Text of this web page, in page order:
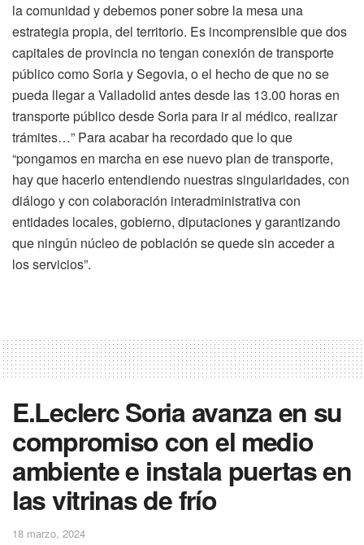
la comunidad y debemos poner sobre la mesa una
estrategia propia, del territorio. Es incomprensible que dos
capitales de provincia no tengan conexión de transporte
público como Soria y Segovia, o el hecho de que no se
pueda llegar a Valladolid antes desde las 13.00 horas en
transporte público desde Soria para ir al médico, realizar
trámites…” Para acabar ha recordado que lo que
“pongamos en marcha en ese nuevo plan de transporte,
hay que hacerlo entendiendo nuestras singularidades, con
diálogo y con colaboración interadministrativa con
entidades locales, gobierno, diputaciones y garantizando
que ningún núcleo de población se quede sin acceder a
los servicios”.
E.Leclerc Soria avanza en su
compromiso con el medio
ambiente e instala puertas en
las vitrinas de frío
18 marzo, 2024